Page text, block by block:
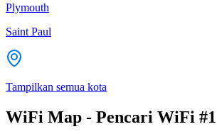
Plymouth
Saint Paul
Tampilkan semua kota
WiFi Map - Pencari WiFi #1